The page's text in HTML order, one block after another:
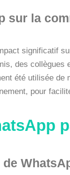
sur la
significatif
des collègues
été utilisée
pour